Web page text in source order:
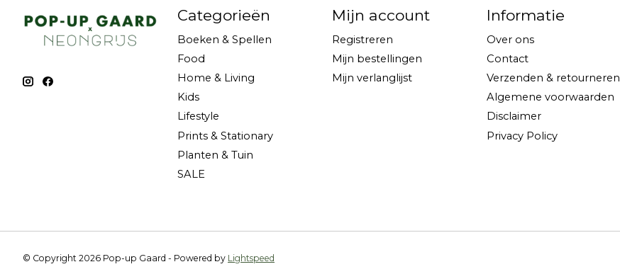
Categorieën
Boeken & Spellen
Food
Home & Living
Kids
Lifestyle
Prints & Stationary
Planten & Tuin
SALE
Mijn account
Registreren
Mijn bestellingen
Mijn verlanglijst
Informatie
Over ons
Contact
Verzenden & retourneren
Algemene voorwaarden
Disclaimer
Privacy Policy
© Copyright 2026 Pop-up Gaard - Powered by Lightspeed